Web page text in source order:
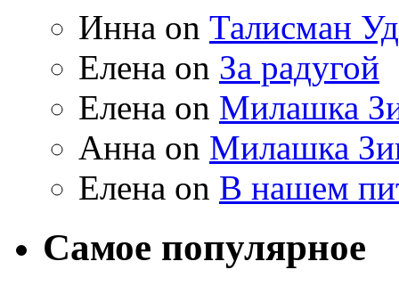
Инна on Талисман
Елена on За радугой
Елена on Милашка
Анна on Милашка
Елена on В нашем
Самое популярное